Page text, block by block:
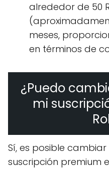
alrededor de 50
meses,
en términos de
¿Puedo
mi
Sí, es posible
suscripción premium